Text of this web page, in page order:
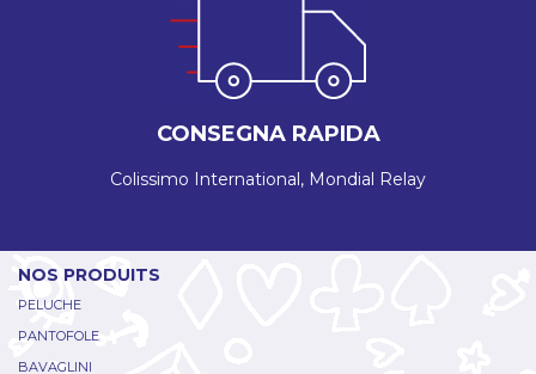
CONSEGNA RAPIDA
Colissimo International, Mondial Relay
NOS PRODUITS
PELUCHE
PANTOFOLE
BAVAGLINI